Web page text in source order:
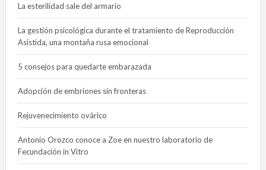
La esterilidad sale del armario
La gestión psicológica durante el tratamiento de Reproducción
Asistida, una montaña rusa emocional
5 consejos para quedarte embarazada
Adopción de embriones sin fronteras
Rejuvenecimiento ovárico
Antonio Orozco conoce a Zoe en nuestro laboratorio de
Fecundación in Vitro